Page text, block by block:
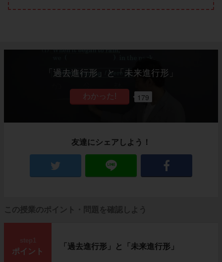
「過去進行形」と「未来進行形」
179
友達にシェアしよう！
この授業のポイント・問題を確認しよう
ポイント
「過去進行形」と「未来進行形」